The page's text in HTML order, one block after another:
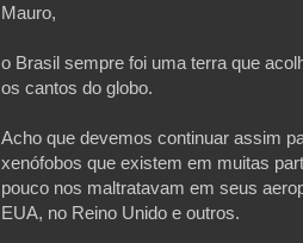
Mauro,
o Brasil sempre foi uma terra que
os cantos do globo.
Acho que devemos continuar assim
xenófobos que existem em muitas
pouco nos maltratavam em seus
EUA, no Reino Unido e outros.